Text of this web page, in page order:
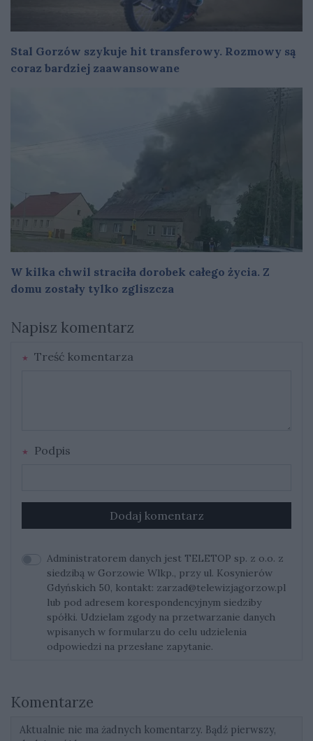
Stal Gorzów szykuje hit transferowy. Rozmowy są
coraz bardziej zaawansowane
W kilka chwil straciła dorobek całego życia. Z
domu zostały tylko zgliszcza
Napisz komentarz
Treść komentarza
Podpis
Dodaj komentarz
Administratorem danych jest TELETOP sp. z o.o. z
siedzibą w Gorzowie Wlkp., przy ul. Kosynierów
Gdyńskich 50, kontakt: zarzad@telewizjagorzow.pl
lub pod adresem korespondencyjnym siedziby
spółki. Udzielam zgody na przetwarzanie danych
wpisanych w formularzu do celu udzielenia
odpowiedzi na przesłane zapytanie.
Komentarze
Aktualnie nie ma żadnych komentarzy. Bądź pierwszy,